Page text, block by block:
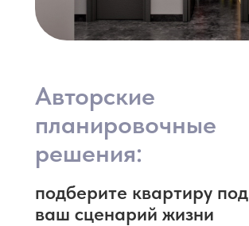
Авторские
планировочные
решения:
подберите квартиру под
ваш сценарий жизни